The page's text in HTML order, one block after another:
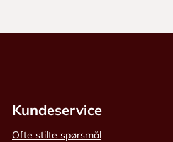
Kundeservice
Ofte stilte spørsmål